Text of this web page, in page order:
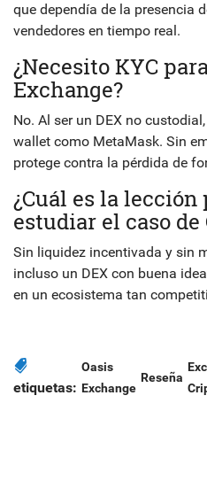
que dependía de la presencia
vendedores en tiempo real.
¿Necesito KYC
Exchange?
No. Al ser un DEX no
wallet como MetaMask. Sin
protege contra la pérdida de
¿Cuál es la
estudiar el caso de
Sin liquidez incentivada y sin
incluso un DEX con buena
en un ecosistema tan
etiquetas:
Oasis
Exchange
Reseña